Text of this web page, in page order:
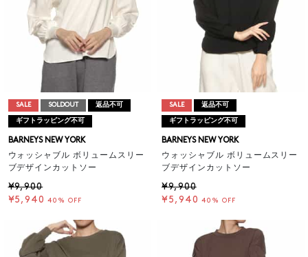
SALE SOLDOUT 返品不可
ギフトラッピング不可
BARNEYS NEW YORK
ウォッシャブル ボリュームスリー
ブデザインカットソー
¥9,900
¥5,940 40% OFF
SALE 返品不可
ギフトラッピング不可
BARNEYS NEW YORK
ウォッシャブル ボリュームスリー
ブデザインカットソー
¥9,900
¥5,940 40% OFF